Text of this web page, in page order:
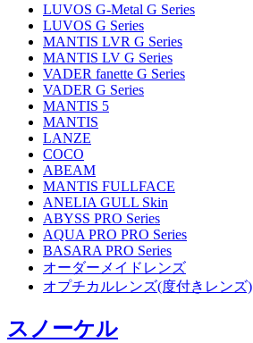
LUVOS G-Metal G Series
LUVOS G Series
MANTIS LVR G Series
MANTIS LV G Series
VADER fanette G Series
VADER G Series
MANTIS 5
MANTIS
LANZE
COCO
ABEAM
MANTIS FULLFACE
ANELIA GULL Skin
ABYSS PRO Series
AQUA PRO PRO Series
BASARA PRO Series
オーダーメイドレンズ
オプチカルレンズ(度付きレンズ)
スノーケル